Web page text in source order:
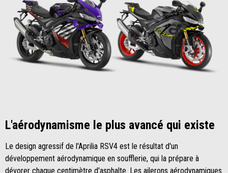
L'aérodynamisme le plus avancé qui existe
Le design agressif de l'Aprilia RSV4 est le résultat d'un
développement aérodynamique en soufflerie, qui la prépare à
dévorer chaque centimètre d'asphalte. Les ailerons aérodynamiques